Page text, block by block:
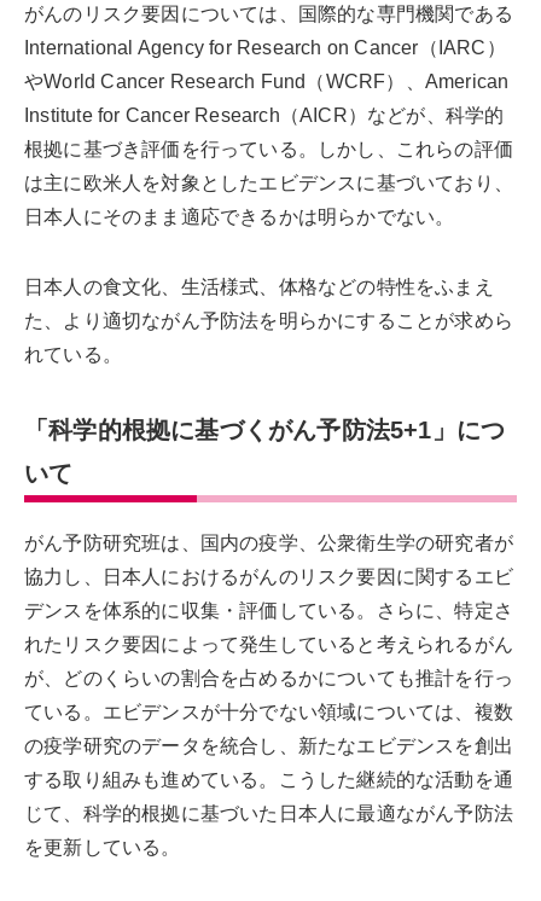
がんのリスク要因については、国際的な専門機関である
International Agency for Research on Cancer（IARC）
やWorld Cancer Research Fund（WCRF）、American
Institute for Cancer Research（AICR）などが、科学的
根拠に基づき評価を行っている。しかし、これらの評価
は主に欧米人を対象としたエビデンスに基づいており、
日本人にそのまま適応できるかは明らかでない。
日本人の食文化、生活様式、体格などの特性をふまえ
た、より適切ながん予防法を明らかにすることが求めら
れている。
「科学的根拠に基づくがん予防法5+1」につ
いて
がん予防研究班は、国内の疫学、公衆衛生学の研究者が
協力し、日本人におけるがんのリスク要因に関するエビ
デンスを体系的に収集・評価している。さらに、特定さ
れたリスク要因によって発生していると考えられるがん
が、どのくらいの割合を占めるかについても推計を行っ
ている。エビデンスが十分でない領域については、複数
の疫学研究のデータを統合し、新たなエビデンスを創出
する取り組みも進めている。こうした継続的な活動を通
じて、科学的根拠に基づいた日本人に最適ながん予防法
を更新している。